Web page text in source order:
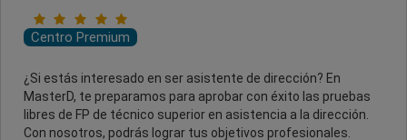
Centro Premium
¿Si estás interesado en ser asistente de dirección? En
MasterD, te preparamos para aprobar con éxito las pruebas
libres de FP de técnico superior en asistencia a la dirección.
Con nosotros, podrás lograr tus objetivos profesionales.